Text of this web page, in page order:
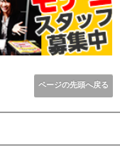
ページの先頭へ戻る